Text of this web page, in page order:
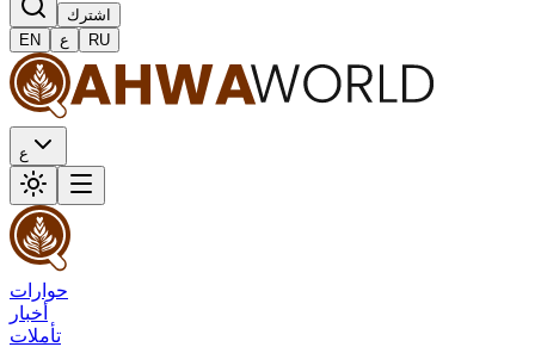
اشترك
EN
ع RU
ع
حوارات
أخبار
تأملات